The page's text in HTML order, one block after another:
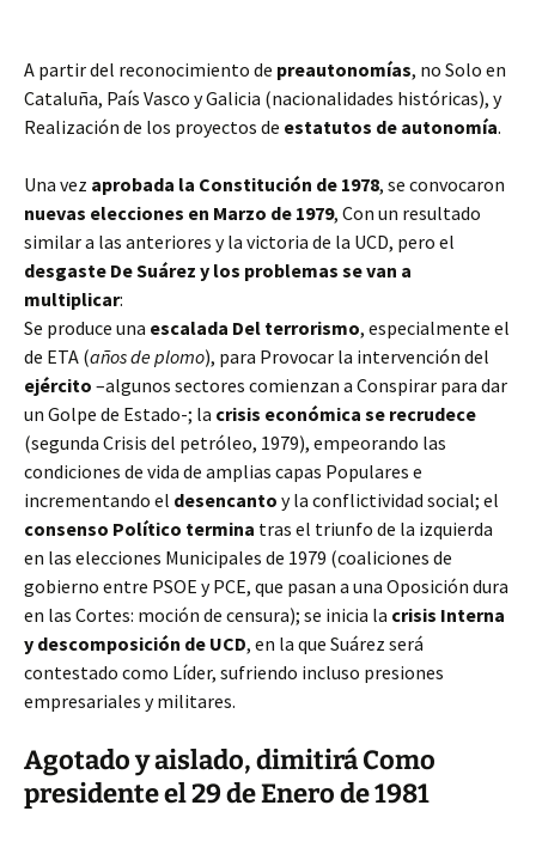
A partir del reconocimiento de preautonomías, no Solo en
Cataluña, País Vasco y Galicia (nacionalidades históricas), y
Realización de los proyectos de estatutos de autonomía.
Una vez aprobada la Constitución de 1978, se convocaron
nuevas elecciones en Marzo de 1979, Con un resultado
similar a las anteriores y la victoria de la UCD, pero el
desgaste De Suárez y los problemas se van a
multiplicar:
Se produce una escalada Del terrorismo, especialmente el
de ETA (años de plomo), para Provocar la intervención del
ejército –algunos sectores comienzan a Conspirar para dar
un Golpe de Estado-; la crisis económica se recrudece
(segunda Crisis del petróleo, 1979), empeorando las
condiciones de vida de amplias capas Populares e
incrementando el desencanto y la conflictividad social; el
consenso Político termina tras el triunfo de la izquierda
en las elecciones Municipales de 1979 (coaliciones de
gobierno entre PSOE y PCE, que pasan a una Oposición dura
en las Cortes: moción de censura); se inicia la crisis Interna
y descomposición de UCD, en la que Suárez será
contestado como Líder, sufriendo incluso presiones
empresariales y militares.
Agotado y aislado, dimitirá Como
presidente el 29 de Enero de 1981